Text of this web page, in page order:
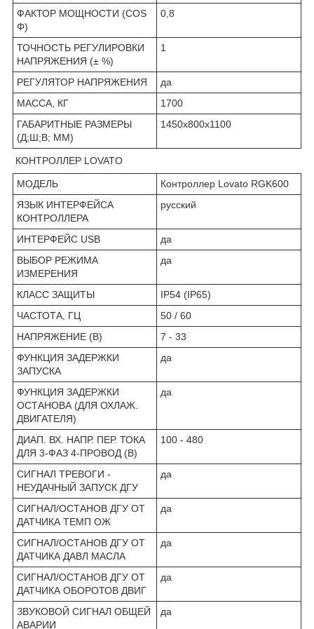
ФАКТОР МОЩНОСТИ (COS
Φ)
0,8
ТОЧНОСТЬ РЕГУЛИРОВКИ
НАПРЯЖЕНИЯ (± %)
1
РЕГУЛЯТОР НАПРЯЖЕНИЯ
да
МАССА, КГ
1700
ГАБАРИТНЫЕ РАЗМЕРЫ
(Д;Ш;В; ММ)
1450х800х1100
КОНТРОЛЛЕР LOVATO
МОДЕЛЬ
Контроллер Lovato RGK600
ЯЗЫК ИНТЕРФЕЙСА
КОНТРОЛЛЕРА
русский
ИНТЕРФЕЙС USB
да
ВЫБОР РЕЖИМА
ИЗМЕРЕНИЯ
да
КЛАСС ЗАЩИТЫ
IP54 (IP65)
ЧАСТОТА, ГЦ
50 / 60
НАПРЯЖЕНИЕ (В)
7 - 33
ФУНКЦИЯ ЗАДЕРЖКИ
ЗАПУСКА
да
ФУНКЦИЯ ЗАДЕРЖКИ
ОСТАНОВА (ДЛЯ ОХЛАЖ.
ДВИГАТЕЛЯ)
да
ДИАП. ВХ. НАПР. ПЕР. ТОКА
ДЛЯ 3-ФАЗ 4-ПРОВОД (В)
100 - 480
СИГНАЛ ТРЕВОГИ -
НЕУДАЧНЫЙ ЗАПУСК ДГУ
да
СИГНАЛ/ОСТАНОВ ДГУ ОТ
ДАТЧИКА ТЕМП ОЖ
да
СИГНАЛ/ОСТАНОВ ДГУ ОТ
ДАТЧИКА ДАВЛ МАСЛА
да
СИГНАЛ/ОСТАНОВ ДГУ ОТ
ДАТЧИКА ОБОРОТОВ ДВИГ
да
ЗВУКОВОЙ СИГНАЛ ОБЩЕЙ
АВАРИИ
да